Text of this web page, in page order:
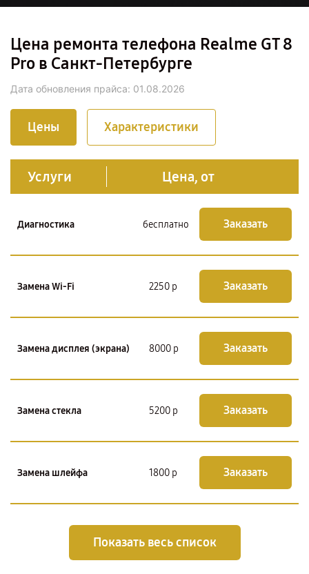
Цена ремонта телефона Realme GT 8
Pro в Санкт-Петербурге
Дата обновления прайса: 01.08.2026
Цены Характеристики
Услуги Цена, от
Диагностика бесплатно Заказать
Замена Wi-Fi 2250 р Заказать
Замена дисплея (экрана) 8000 р Заказать
Замена стекла 5200 р Заказать
Замена шлейфа 1800 р Заказать
Показать весь список